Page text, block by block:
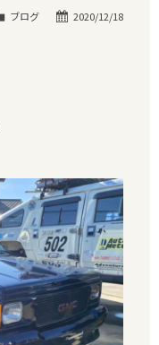
2020/12/18
ブログ